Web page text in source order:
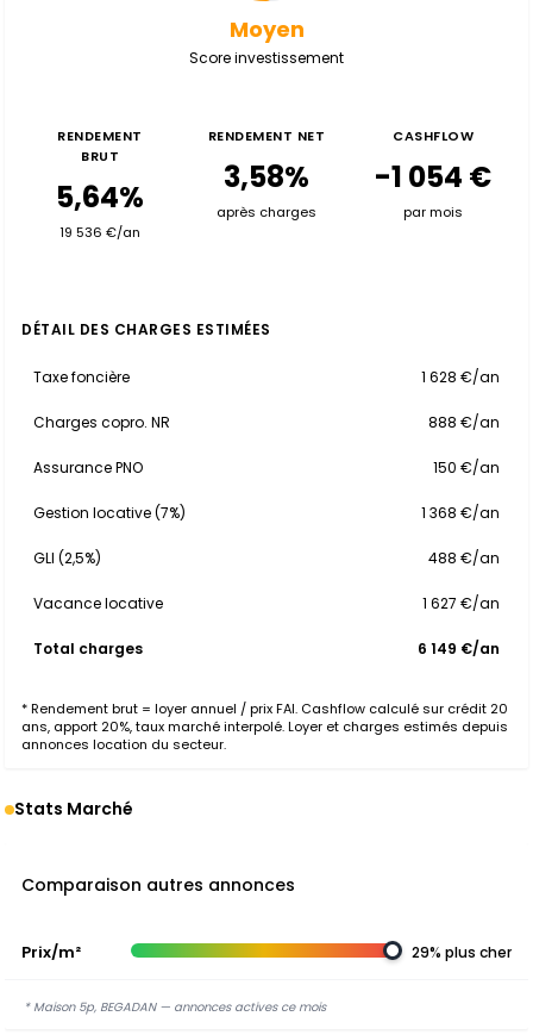
Moyen
Score investissement
RENDEMENT
BRUT
5,64%
19 536 €/an
RENDEMENT NET
3,58%
après charges
CASHFLOW
-1 054 €
par mois
DÉTAIL DES CHARGES ESTIMÉES
Taxe foncière 1 628 €/an
Charges copro. NR 888 €/an
Assurance PNO 150 €/an
Gestion locative (7%) 1 368 €/an
GLI (2,5%) 488 €/an
Vacance locative 1 627 €/an
Total charges 6 149 €/an
* Rendement brut = loyer annuel / prix FAI. Cashflow calculé sur crédit 20
ans, apport 20%, taux marché interpolé. Loyer et charges estimés depuis
annonces location du secteur.
Stats Marché
Comparaison autres annonces
Prix/m² 29% plus cher
* Maison 5p, BEGADAN — annonces actives ce mois